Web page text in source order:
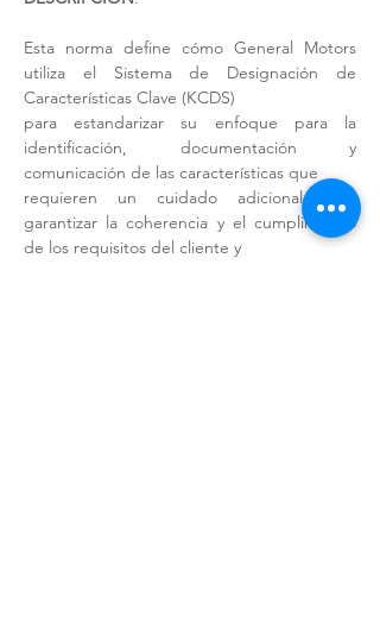
Esta norma define cómo General Motors
utiliza el Sistema de Designación de
Características Clave (KCDS)
para estandarizar su enfoque para la
identificación, documentación y
comunicación de las características que
requieren un cuidado adicional para
garantizar la coherencia y el cumplimiento
de los requisitos del cliente y